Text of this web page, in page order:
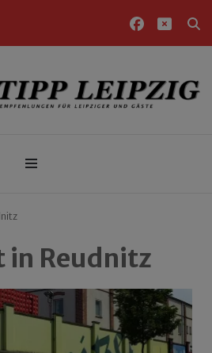
für Leipziger und Gäste
in Reudnitz